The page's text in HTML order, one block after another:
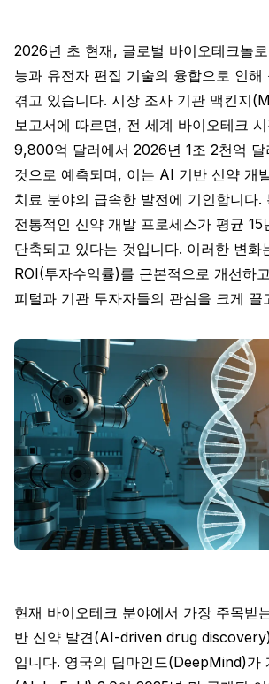
2026년 초 현재, 글로벌 바이오테크놀
능과 유전자 편집 기술의 융합으로 인해
겪고 있습니다. 시장 조사 기관 맥킨지
보고서에 따르면, 전 세계 바이오테크
9,800억 달러에서 2026년 1조 2천억
것으로 예측되며, 이는 AI 기반 신약 개
치료 분야의 급속한 발전에 기인합니다.
전통적인 신약 개발 프로세스가 평균
단축되고 있다는 것입니다. 이러한 변화
ROI(투자수익률)를 근본적으로 개선하
피털과 기관 투자자들의 관심을 크게 끌
현재 바이오테크 분야에서 가장 주목받
반 신약 발견(AI-driven drug
입니다. 영국의 딥마인드(DeepMind)가